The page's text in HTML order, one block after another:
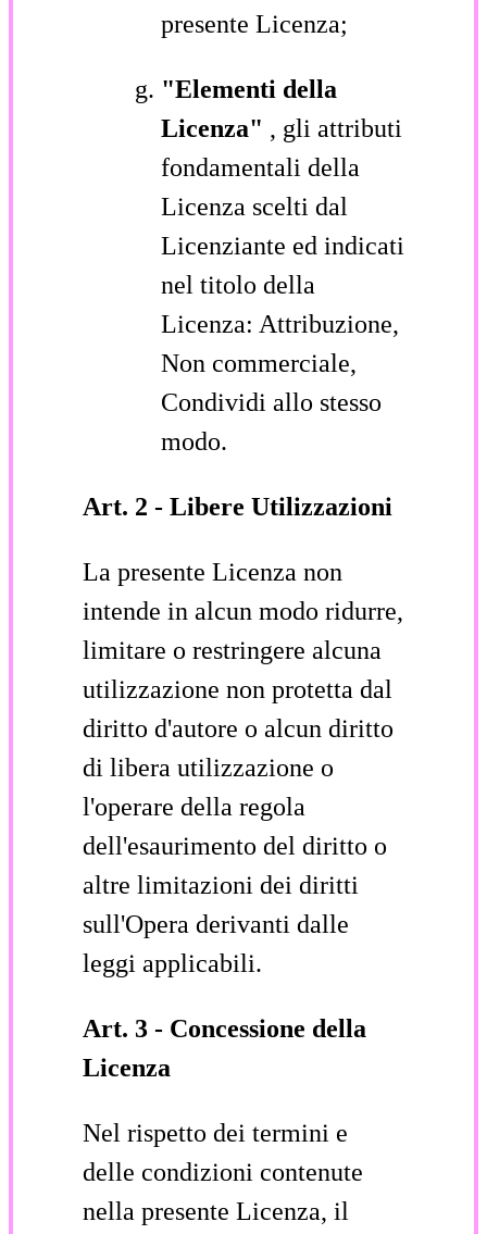
presente Licenza;
"Elementi della
Licenza" , gli attributi
fondamentali della
Licenza scelti dal
Licenziante ed indicati
nel titolo della
Licenza: Attribuzione,
Non commerciale,
Condividi allo stesso
modo.
Art. 2 - Libere Utilizzazioni
La presente Licenza non
intende in alcun modo ridurre,
limitare o restringere alcuna
utilizzazione non protetta dal
diritto d'autore o alcun diritto
di libera utilizzazione o
l'operare della regola
dell'esaurimento del diritto o
altre limitazioni dei diritti
sull'Opera derivanti dalle
leggi applicabili.
Art. 3 - Concessione della
Licenza
Nel rispetto dei termini e
delle condizioni contenute
nella presente Licenza, il